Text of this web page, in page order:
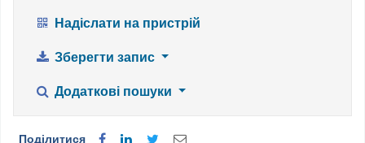
Надіслати на пристрій
Зберегти запис
Додаткові пошуки
Поділитися